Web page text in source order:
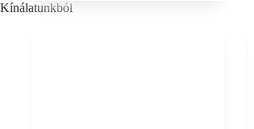
Kínálatunkból